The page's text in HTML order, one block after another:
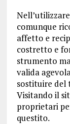
comunque
affetto e
costretto e
strumento
valida
sostituire del
Visitando il
proprietari
questito.